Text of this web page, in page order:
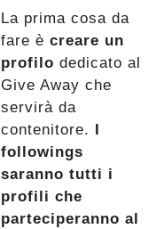
La prima cosa da
fare ècreare un
profilo dedicato al
Give Away che
servirà da
contenitore.
followings
saranno tutti i
profili che
parteciperanno al